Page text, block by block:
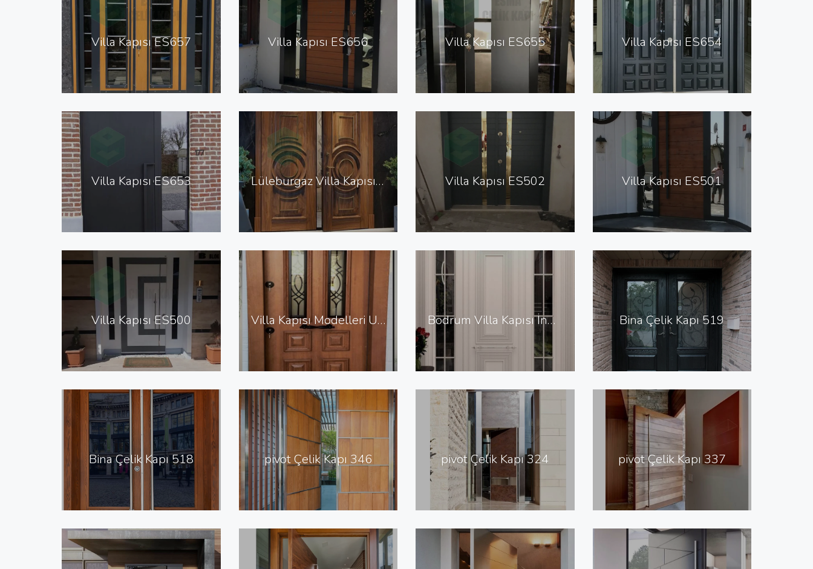
Villa Kapısı ES657 Villa Kapısı ES656 Villa Kapısı ES655 Villa Kapısı ES654
Villa Kapısı ES653 Lüleburgaz Villa Kapısı ES600 Villa Kapısı ES502 Villa Kapısı ES501
Villa Kapısı ES500 Villa Kapısı Modelleri Urla Villa Giriş Kapısı AVK-136 Bodrum Villa Kapısı İndirimli Villa Giriş Kapısı Fiyatları AVK-022 Bina Çelik Kapı 519
Bina Çelik Kapı 518 pivot Çelik Kapı 346 pivot Çelik Kapı 324 pivot Çelik Kapı 337